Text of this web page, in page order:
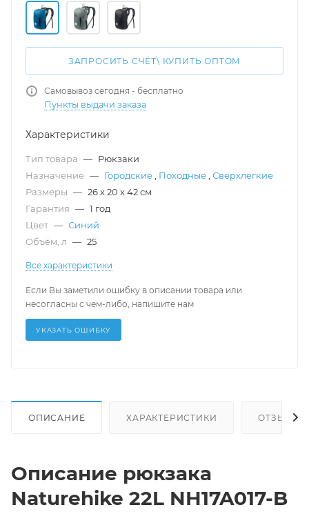
ЗАПРОСИТЬ СЧЁТ\ КУПИТЬ ОПТОМ
Самовывоз сегодня - бесплатно
Пункты выдачи заказа
Характеристики
Тип товара — Рюкзаки
Назначение — Городские Походные Сверхлегкие
Размеры — 26 x 20 x 42 см
Гарантия — 1 год
Цвет — Синий
Объём, л — 25
Все характеристики
Если Вы заметили ошибку в описании товара или
несогласны с чем-либо, напишите нам
УКАЗАТЬ ОШИБКУ
ОПИСАНИЕ ХАРАКТЕРИСТИКИ ОТЗЫВЫ
Описание рюкзака
Naturehike 22L NH17A017-B